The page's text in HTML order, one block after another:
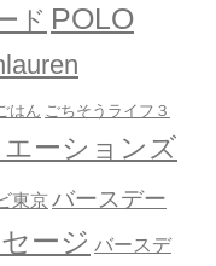
ド POLO
はん ごちそうライフ３
ーションズ
東京バースデー
ージ バースデ